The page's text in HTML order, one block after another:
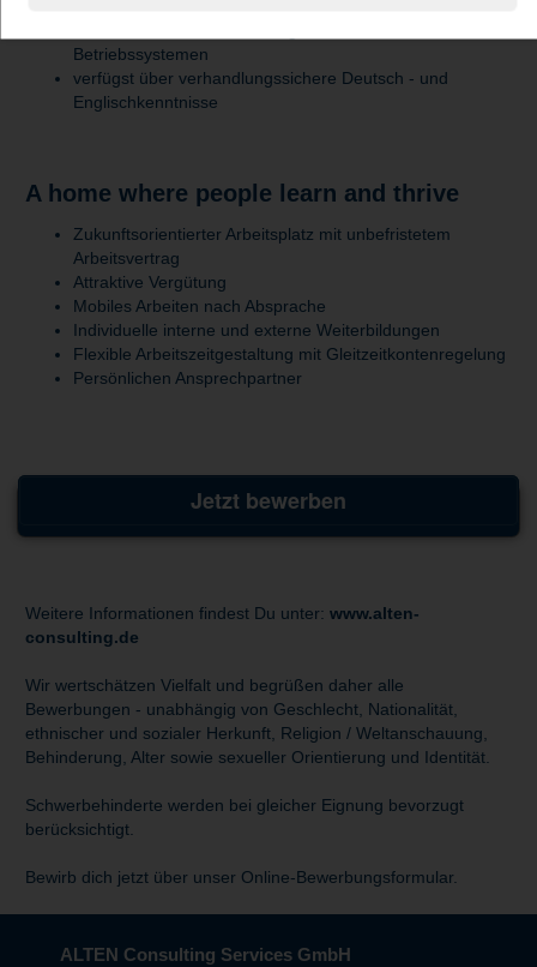
Betriebssystemen
verfügst über verhandlungssichere Deutsch - und
Englischkenntnisse
A home where people learn and thrive
Zukunftsorientierter Arbeitsplatz mit unbefristetem
Arbeitsvertrag
Attraktive Vergütung
Mobiles Arbeiten nach Absprache
Individuelle interne und externe Weiterbildungen
Flexible Arbeitszeitgestaltung mit Gleitzeitkontenregelung
Persönlichen Ansprechpartner
Jetzt bewerben
Weitere Informationen findest Du unter: www.alten-
consulting.de
Wir wertschätzen Vielfalt und begrüßen daher alle
Bewerbungen - unabhängig von Geschlecht, Nationalität,
ethnischer und sozialer Herkunft, Religion / Weltanschauung,
Behinderung, Alter sowie sexueller Orientierung und Identität.
Schwerbehinderte werden bei gleicher Eignung bevorzugt
berücksichtigt.
Bewirb dich jetzt über unser Online-Bewerbungsformular.
ALTEN Consulting Services GmbH